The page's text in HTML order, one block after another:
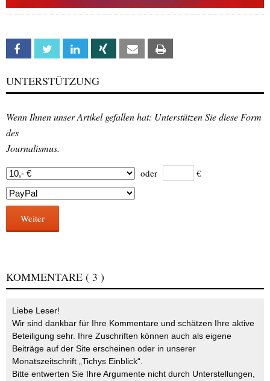
Facebook Twitter Linkedin Xing Email
UNTERSTÜTZUNG
Wenn Ihnen unser Artikel gefallen hat: Unterstützen Sie diese Form
des
Journalismus.
oder €
Weiter
KOMMENTARE ( 3 )
Liebe Leser!
Wir sind dankbar für Ihre Kommentare und schätzen Ihre aktive
Beteiligung sehr. Ihre Zuschriften können auch als eigene
Beiträge auf der Site erscheinen oder in unserer
Monatszeitschrift „Tichys Einblick“.
Bitte entwerten Sie Ihre Argumente nicht durch Unterstellungen,